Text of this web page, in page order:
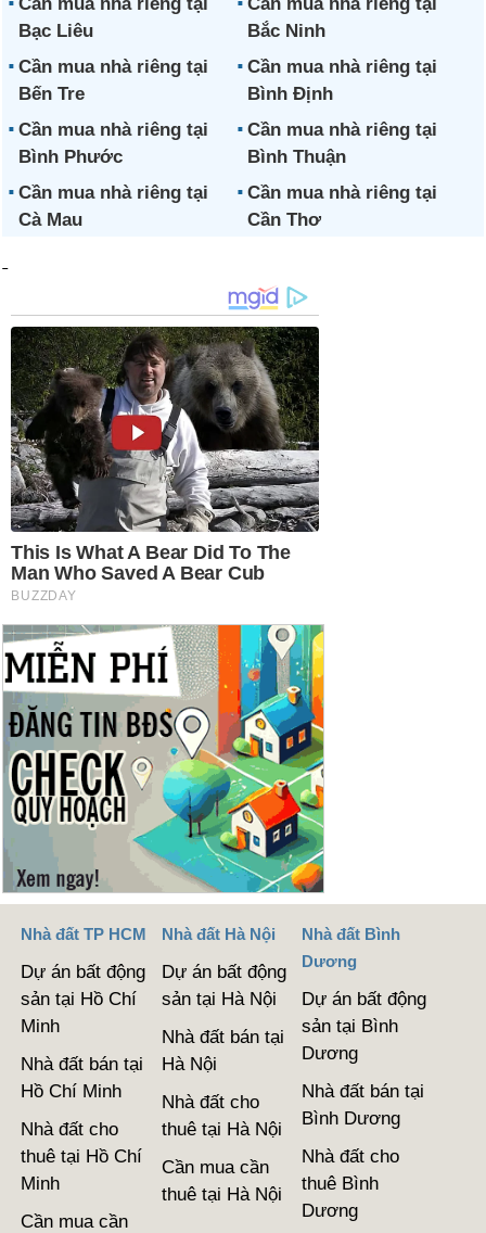
Bạc Liêu
Bắc Ninh
Cần mua nhà riêng tại
Bến Tre
Cần mua nhà riêng tại
Bình Định
Cần mua nhà riêng tại
Bình Phước
Cần mua nhà riêng tại
Bình Thuận
Cần mua nhà riêng tại
Cà Mau
Cần mua nhà riêng tại
Cần Thơ
Nhà đất TP HCM
Dự án bất động
sản tại Hồ Chí
Minh
Nhà đất bán tại
Hồ Chí Minh
Nhà đất cho
thuê tại Hồ Chí
Minh
Cần mua cần
Nhà đất Hà Nội
Dự án bất động
sản tại Hà Nội
Nhà đất bán tại
Hà Nội
Nhà đất cho
thuê tại Hà Nội
Cần mua cần
thuê tại Hà Nội
Nhà đất Bình
Dương
Dự án bất động
sản tại Bình
Dương
Nhà đất bán tại
Bình Dương
Nhà đất cho
thuê Bình
Dương